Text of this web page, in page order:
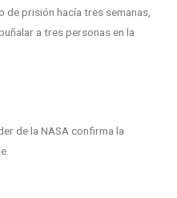
de prisión hacía tres semanas,
a tres personas en la
de la NASA confirma la